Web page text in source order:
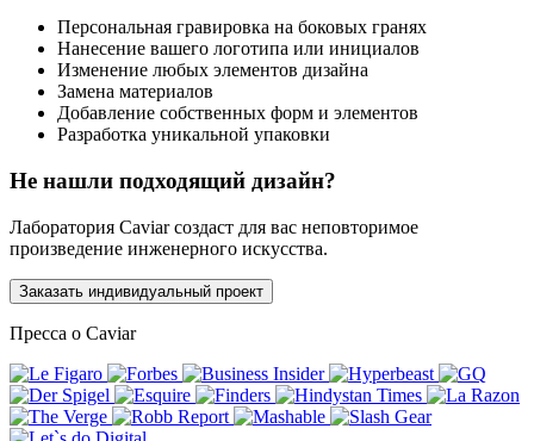
Персональная гравировка на боковых гранях
Нанесение вашего логотипа или инициалов
Изменение любых элементов дизайна
Замена материалов
Добавление собственных форм и элементов
Разработка уникальной упаковки
Не нашли подходящий дизайн?
Лаборатория Caviar создаст для вас неповторимое
произведение инженерного искусства.
Заказать индивидуальный проект
Пресса о Caviar